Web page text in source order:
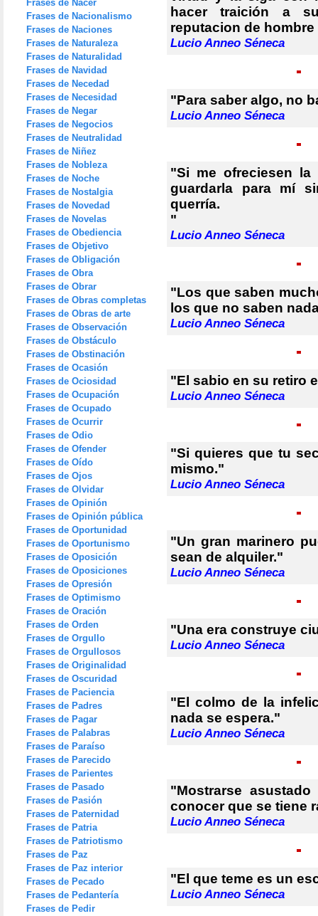
Frases de Nacer
Frases de Nacionalismo
Frases de Naciones
Frases de Naturaleza
Frases de Naturalidad
Frases de Navidad
Frases de Necedad
Frases de Necesidad
Frases de Negar
Frases de Negocios
Frases de Neutralidad
Frases de Niñez
Frases de Nobleza
Frases de Noche
Frases de Nostalgia
Frases de Novedad
Frases de Novelas
Frases de Obediencia
Frases de Objetivo
Frases de Obligación
Frases de Obra
Frases de Obrar
Frases de Obras completas
Frases de Obras de arte
Frases de Observación
Frases de Obstáculo
Frases de Obstinación
Frases de Ocasión
Frases de Ociosidad
Frases de Ocupación
Frases de Ocupado
Frases de Ocurrir
Frases de Odio
Frases de Ofender
Frases de Oído
Frases de Ojos
Frases de Olvidar
Frases de Opinión
Frases de Opinión pública
Frases de Oportunidad
Frases de Oportunismo
Frases de Oposición
Frases de Oposiciones
Frases de Opresión
Frases de Optimismo
Frases de Oración
Frases de Orden
Frases de Orgullo
Frases de Orgullosos
Frases de Originalidad
Frases de Oscuridad
Frases de Paciencia
Frases de Padres
Frases de Pagar
Frases de Palabras
Frases de Paraíso
Frases de Parecido
Frases de Parientes
Frases de Pasado
Frases de Pasión
Frases de Paternidad
Frases de Patria
Frases de Patriotismo
Frases de Paz
Frases de Paz interior
Frases de Pecado
Frases de Pedantería
Frases de Pedir
hacer traición a
reputacion de
Lucio Anneo Séneca
"Para saber algo, no
Lucio Anneo Séneca
"Si me ofreciesen
guardarla para mí
querría.
"
Lucio Anneo Séneca
"Los que saben
los que no saben
Lucio Anneo Séneca
"El sabio en su retiro
Lucio Anneo Séneca
"Si quieres que tu
mismo."
Lucio Anneo Séneca
"Un gran marinero
sean de alquiler."
Lucio Anneo Séneca
"Una era construye
Lucio Anneo Séneca
"El colmo de la
nada se espera."
Lucio Anneo Séneca
"Mostrarse
conocer que se tiene
Lucio Anneo Séneca
"El que teme es un
Lucio Anneo Séneca